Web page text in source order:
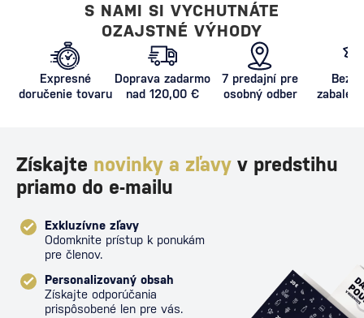
S NAMI SI VYCHUTNÁTE
OZAJSTNÉ VÝHODY
Expresné
doručenie tovaru
Doprava zadarmo
nad 120,00 €
7 predajní pre
osobný odber
Získajte novinky a zľavy v predstihu
priamo do e-mailu
Exkluzívne zľavy
Odomknite prístup k ponukám
pre členov.
Personalizovaný obsah
Získajte odporúčania
prispôsobené len pre vás.